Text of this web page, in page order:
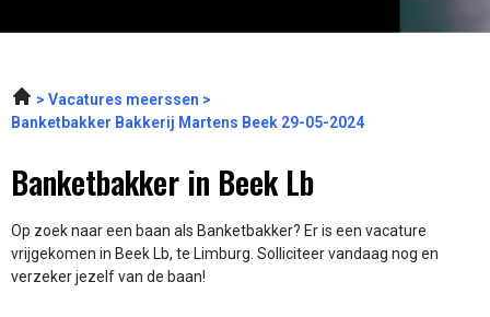
Vacatures meerssen
Banketbakker Bakkerij Martens Beek 29-05-2024
Banketbakker in Beek Lb
Op zoek naar een baan als Banketbakker? Er is een vacature
vrijgekomen in Beek Lb, te Limburg. Solliciteer vandaag nog en
verzeker jezelf van de baan!